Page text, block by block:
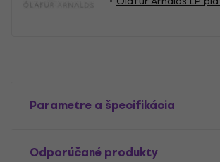
Parametre a špecifikácia
Odporúčané produkty